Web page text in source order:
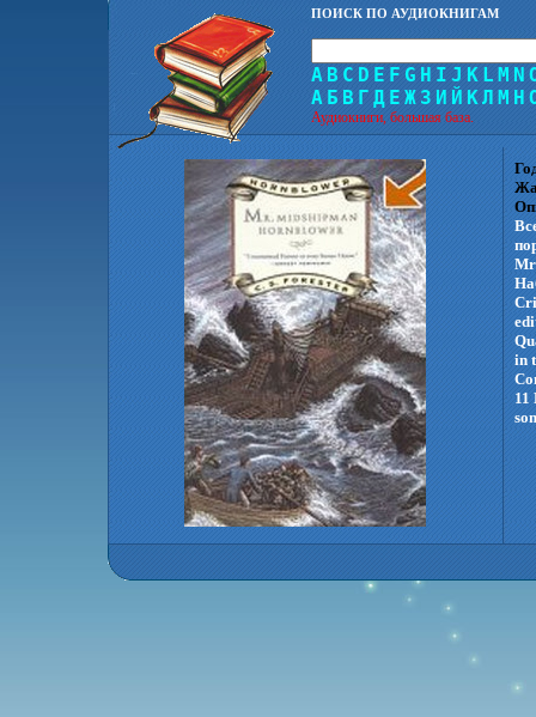
ПОИСК ПО АУДИОКНИГАМ
A B C D E F G H I J K L M N
А Б В Г Д Е Ж З И Й КЛ М Н
Аудиокниги, большая база.
Mr
in
11